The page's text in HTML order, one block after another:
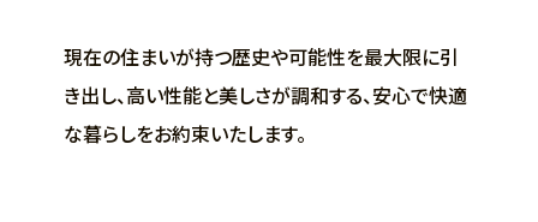
現在の住まいが持つ歴史や可能性を最大限に引
き出し、高い性能と美しさが調和する、安心で快適
な暮らしをお約束いたします。